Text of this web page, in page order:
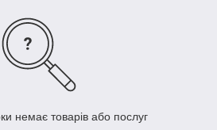
немає товарів або послуг